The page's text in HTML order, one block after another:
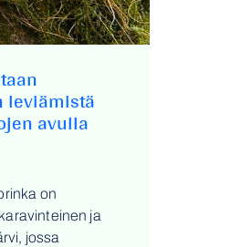
leviämistä
avulla
on
ja
jossa